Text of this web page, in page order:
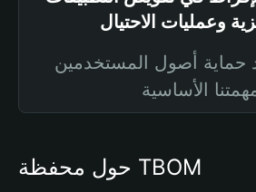
وعمليات الاحتيال
حماية أصول المستخدمين
حول محفظة TBOM